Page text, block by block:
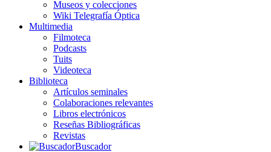
Museos y colecciones
Wiki Telegrafía Óptica
Multimedia
Filmoteca
Podcasts
Tuits
Videoteca
Biblioteca
Artículos seminales
Colaboraciones relevantes
Libros electrónicos
Reseñas Bibliográficas
Revistas
Buscador